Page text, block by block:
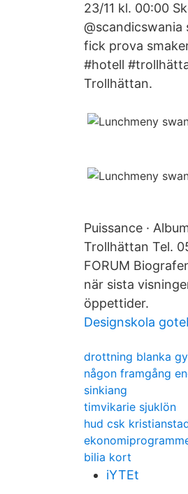
23/11 kl. 00:00
fick prova
#hotell
Trollhättan.
Puissance ·
Trollhättan Tel.
FORUM
när sista
öppettider.
Designskola
drottning blanka
någon framgång
sinkiang
timvikarie sjuklön
hud csk
bilia kort
iYTEt